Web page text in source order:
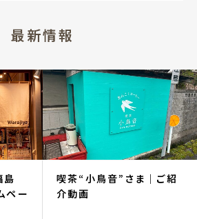
最新情報
島
ペー
喫茶“小鳥音”さま｜ご紹
介動画